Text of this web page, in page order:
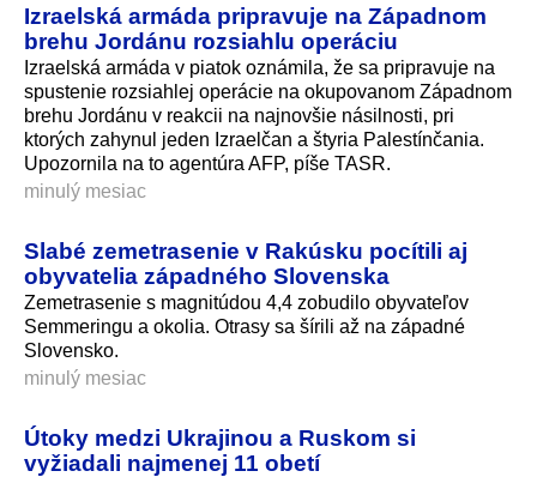
Izraelská armáda pripravuje na Západnom
brehu Jordánu rozsiahlu operáciu
Izraelská armáda v piatok oznámila, že sa pripravuje na
spustenie rozsiahlej operácie na okupovanom Západnom
brehu Jordánu v reakcii na najnovšie násilnosti, pri
ktorých zahynul jeden Izraelčan a štyria Palestínčania.
Upozornila na to agentúra AFP, píše TASR.
minulý mesiac
Slabé zemetrasenie v Rakúsku pocítili aj
obyvatelia západného Slovenska
Zemetrasenie s magnitúdou 4,4 zobudilo obyvateľov
Semmeringu a okolia. Otrasy sa šírili až na západné
Slovensko.
minulý mesiac
Útoky medzi Ukrajinou a Ruskom si
vyžiadali najmenej 11 obetí